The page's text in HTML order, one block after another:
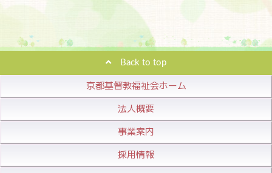
Back to top
京都基督教福祉会ホーム
法人概要
事業案内
採用情報